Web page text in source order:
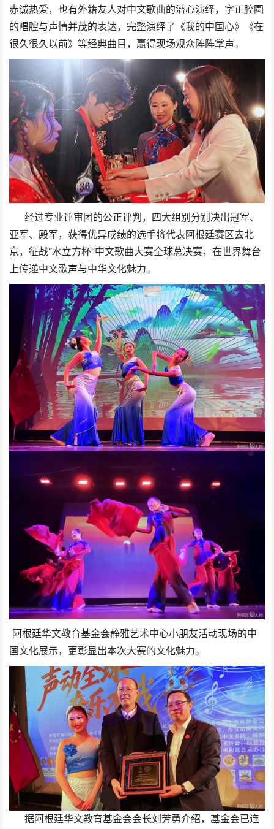
赤诚热爱，也有外籍友人对中文歌曲的潜心演绎，字正腔圆
的唱腔与声情并茂的表达，完整演绎了《我的中国心》《在
很久很久以前》等经典曲目，赢得现场观众阵阵掌声。
经过专业评审团的公正评判，四大组别分别决出冠军、
亚军、殿军，获得优异成绩的选手将代表阿根廷赛区去北
京，征战“水立方杯”中文歌曲大赛全球总决赛，在世界舞台
上传递中文歌声与中华文化魅力。
阿根廷华文教育基金会静雅艺术中心小朋友活动现场的中
国文化展示，更彰显出本次大赛的文化魅力。
据阿根廷华文教育基金会会长刘芳勇介绍，基金会已连